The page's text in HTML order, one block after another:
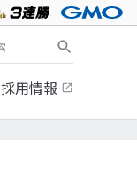
採用情報